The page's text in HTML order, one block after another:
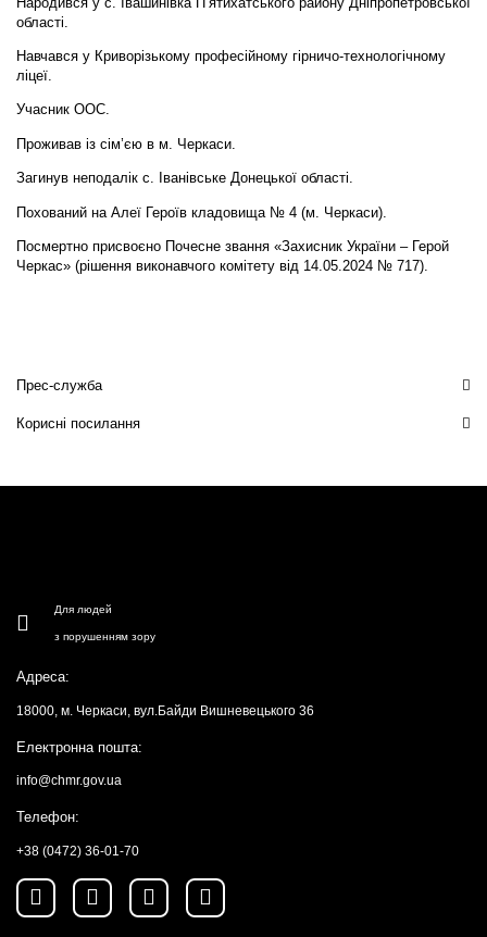
області.
Навчався у Криворізькому професійному гірничо-технологічному
ліцеї.
Учасник ООС.
Проживав із сім’єю в м. Черкаси.
Загинув неподалік с. Іванівське Донецької області.
Похований на Алеї Героїв кладовища № 4 (м. Черкаси).
Посмертно присвоєно Почесне звання «Захисник України – Герой
Черкас» (рішення виконавчого комітету від 14.05.2024 № 717).
Прес-служба
Корисні посилання
Для людей
з порушенням зору
Адреса:
18000, м. Черкаси, вул.Байди Вишневецького 36
Електронна пошта:
info@chmr.gov.ua
Телефон:
+38 (0472) 36-01-70